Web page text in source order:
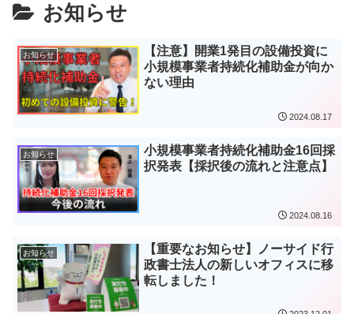
お知らせ
お知らせ
【注意】開業1発目の設備投資に
小規模事業者持続化補助金が向か
ない理由
2024.08.17
お知らせ
小規模事業者持続化補助金16回採
択発表【採択後の流れと注意点】
2024.08.16
お知らせ
【重要なお知らせ】ノーサイド行
政書士法人の新しいオフィスに移
転しました！